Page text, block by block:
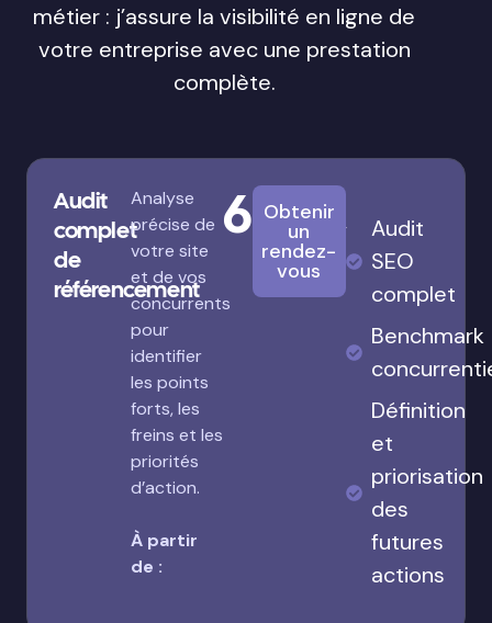
métier : j’assure la visibilité en ligne de
votre entreprise avec une prestation
complète.
Audit
complet
de
référencement
Analyse
précise de
votre site
et de vos
concurrents
pour
identifier
les points
forts, les
freins et les
priorités
d’action.
À partir
de :
680€
Obtenir
un
rendez-
vous
Audit
SEO
complet
Benchmark
Définition
et
priorisation
des
futures
actions